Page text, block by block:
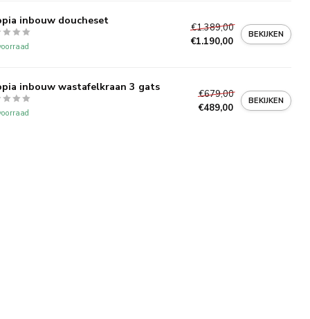
inbouw doucheset
€1.389,00
€1.190,00
BEKIJKEN
inbouw wastafelkraan 3 gats
€679,00
€489,00
BEKIJKEN